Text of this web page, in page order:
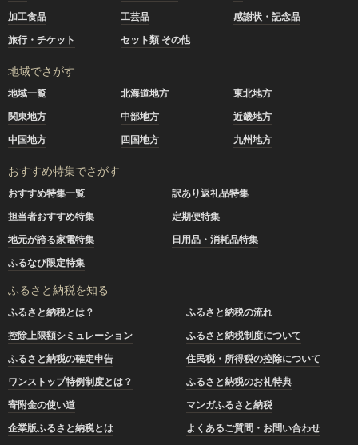
加工食品
工芸品
感謝状・記念品
旅行・チケット
セット類 その他
地域でさがす
地域一覧 北海道地方
東北地方
関東地方
中部地方
近畿地方
中国地方
四国地方 九州地方
おすすめ特集でさがす
おすすめ特集一覧
訳あり返礼品特集
担当者おすすめ特集
定期便特集
地元が誇る家電特集
日用品・消耗品特集
ふるなび限定特集
ふるさと納税を知る
ふるさと納税とは？
ふるさと納税の流れ
控除上限額シミュレーション
ふるさと納税制度について
ふるさと納税の確定申告
住民税・所得税の控除について
ワンストップ特例制度とは？
ふるさと納税のお礼特典
寄附金の使い道
マンガふるさと納税
企業版ふるさと納税とは
よくあるご質問・お問い合わせ